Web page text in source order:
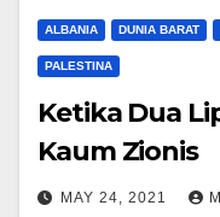
ALBANIA DUNIA BARAT
PALESTINA
Ketika Dua
Kaum Zionis
MAY 24, 2021